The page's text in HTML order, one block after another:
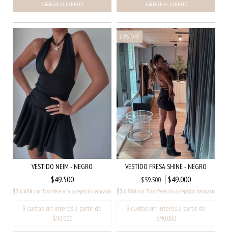
AGREGAR AL CARRITO AGREGAR AL CARRITO
VESTIDO NEIM - NEGRO
$49.500
$34.650 con Transferencia o depósito bancario
18% OFF
VESTIDO FRESA SHINE - NEGRO
$59.500
$49.000
$34.300 con Transferencia o depósito bancario